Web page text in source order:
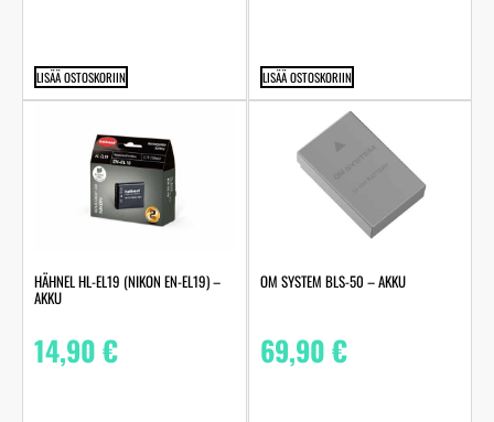
LISÄÄ OSTOSKORIIN LISÄÄ OSTOSKORIIN
HÄHNEL HL-EL19 (NIKON EN-EL19) –
AKKU
14,90€
OM SYSTEM BLS-50 – AKKU
69,90€